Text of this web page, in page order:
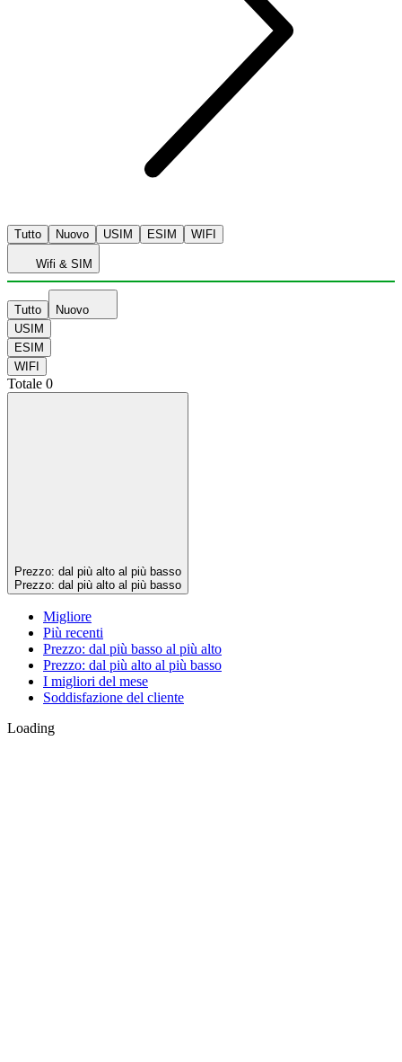
Tutto Nuovo USIM ESIM WIFI
Wifi & SIM
Tutto
Nuovo
USIM
ESIM
WIFI
Totale 0
Prezzo: dal più alto al più basso
Prezzo: dal più alto al più basso
Migliore
Più recenti
Prezzo: dal più basso al più alto
Prezzo: dal più alto al più basso
I migliori del mese
Soddisfazione del cliente
Loading